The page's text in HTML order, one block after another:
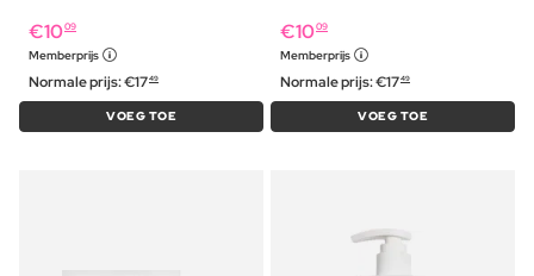
€1009
Memberprijs
Normale prijs:€1749
VOEG TOE
€1009
Memberprijs
Normale prijs:€1749
VOEG TOE